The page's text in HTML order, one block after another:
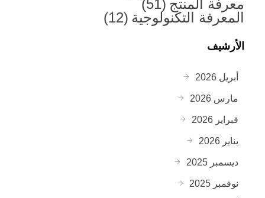
معرفة المنتج (51)
المعرفة التكنولوجية (12)
الأرشيف
أبريل 2026
مارس 2026
فبراير 2026
يناير 2026
ديسمبر 2025
نوفمبر 2025